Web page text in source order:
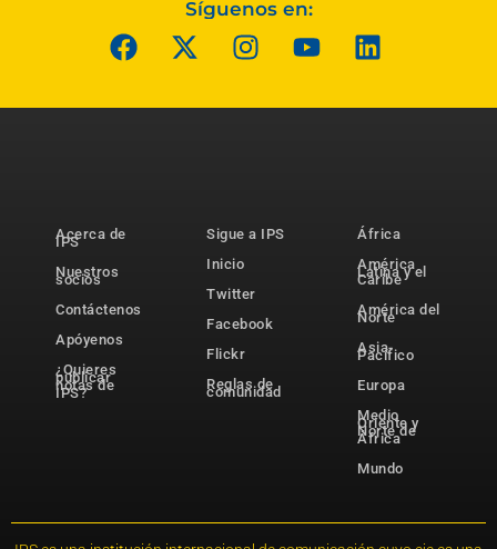
Síguenos en:
Acerca de
IPS
Nuestros
socios
Contáctenos
Apóyenos
¿Quieres
publicar
notas de
IPS?
Sigue a IPS
Inicio
Twitter
Facebook
Flickr
Reglas de
comunidad
África
América
Latina y el
Caribe
América del
Norte
Asia-
Pacífico
Europa
Medio
Oriente y
Norte de
África
Mundo